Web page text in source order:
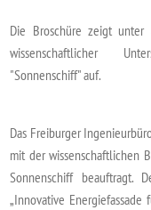
Die Broschüre zeigt unter
wissenschaftlicher
"Sonnenschiff" auf.
Das Freiburger
mit der wissenschaftlichen
Sonnenschiff beauftragt.
„Innovative